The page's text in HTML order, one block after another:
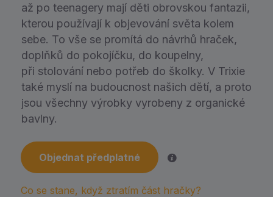
až po teenagery mají děti obrovskou fantazii,
kterou používají k objevování světa kolem
sebe. To vše se promítá do návrhů hraček,
doplňků do pokojíčku, do koupelny,
při stolování nebo potřeb do školky. V Trixie
také myslí na budoucnost našich dětí, a proto
jsou všechny výrobky vyrobeny z organické
bavlny.
Objednat předplatné
Co se stane, když ztratím část hračky?